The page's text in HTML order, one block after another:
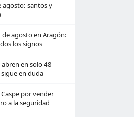
agosto: santos y
agosto en Aragón:
los signos
abren en solo 48
en duda
por vender
a la seguridad